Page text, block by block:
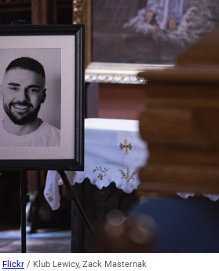
Flickr / Klub Lewicy, Zack Masternak